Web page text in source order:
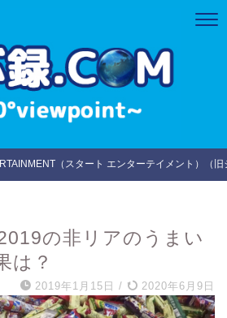
（スタート エンターテイメント）（
の非リアのうまい
は？
2019年1月15日 / 2020年6月9日